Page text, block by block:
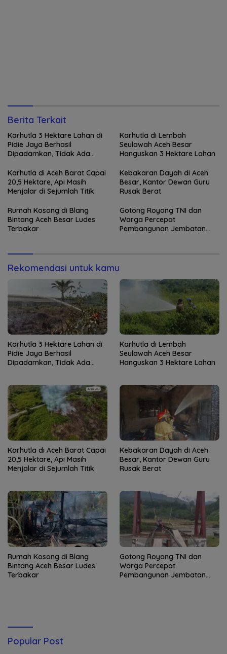
Berita Terkait
Karhutla 3 Hektare Lahan di
Pidie Jaya Berhasil
Dipadamkan, Tidak Ada
Karhutla di Lembah
Seulawah Aceh Besar
Hanguskan 3 Hektare Lahan
Karhutla di Aceh Barat Capai
20,5 Hektare, Api Masih
Menjalar di Sejumlah Titik
Kebakaran Dayah di Aceh
Besar, Kantor Dewan Guru
Rusak Berat
Rumah Kosong di Blang
Bintang Aceh Besar Ludes
Terbakar
Gotong Royong TNI dan
Warga Percepat
Pembangunan Jembatan
Rekomendasi untuk kamu
Karhutla 3 Hektare Lahan di
Pidie Jaya Berhasil
Dipadamkan, Tidak Ada
Karhutla di Lembah
Seulawah Aceh Besar
Hanguskan 3 Hektare Lahan
Karhutla di Aceh Barat Capai
20,5 Hektare, Api Masih
Menjalar di Sejumlah Titik
Kebakaran Dayah di Aceh
Besar, Kantor Dewan Guru
Rusak Berat
Rumah Kosong di Blang
Bintang Aceh Besar Ludes
Terbakar
Gotong Royong TNI dan
Warga Percepat
Pembangunan Jembatan
Popular Post